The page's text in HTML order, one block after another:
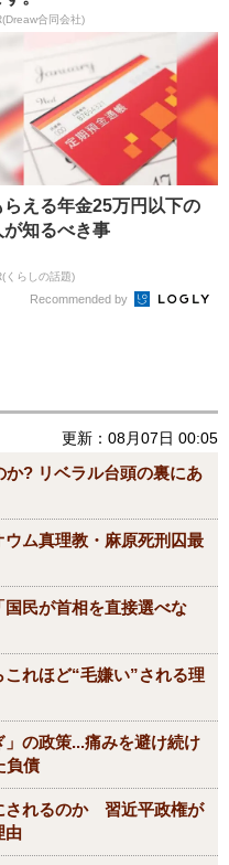
合同会社)
らえる年金25万円以下の
が知るべき事
くらしの話題)
Recommended by
更新：08月07日 00:05
か? リベラル台頭の裏にあ
ム真理教・麻原死刑囚最
民が首相を直接選べな
これほど“毛嫌い”される理
の政策...痛みを避け続け
負債
されるのか 習近平政権が
由